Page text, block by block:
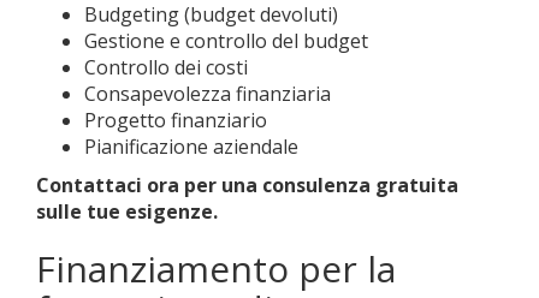
Budgeting (budget devoluti)
Gestione e controllo del budget
Controllo dei costi
Consapevolezza finanziaria
Progetto finanziario
Pianificazione aziendale
Contattaci ora per una consulenza gratuita
sulle tue esigenze.
Finanziamento per la